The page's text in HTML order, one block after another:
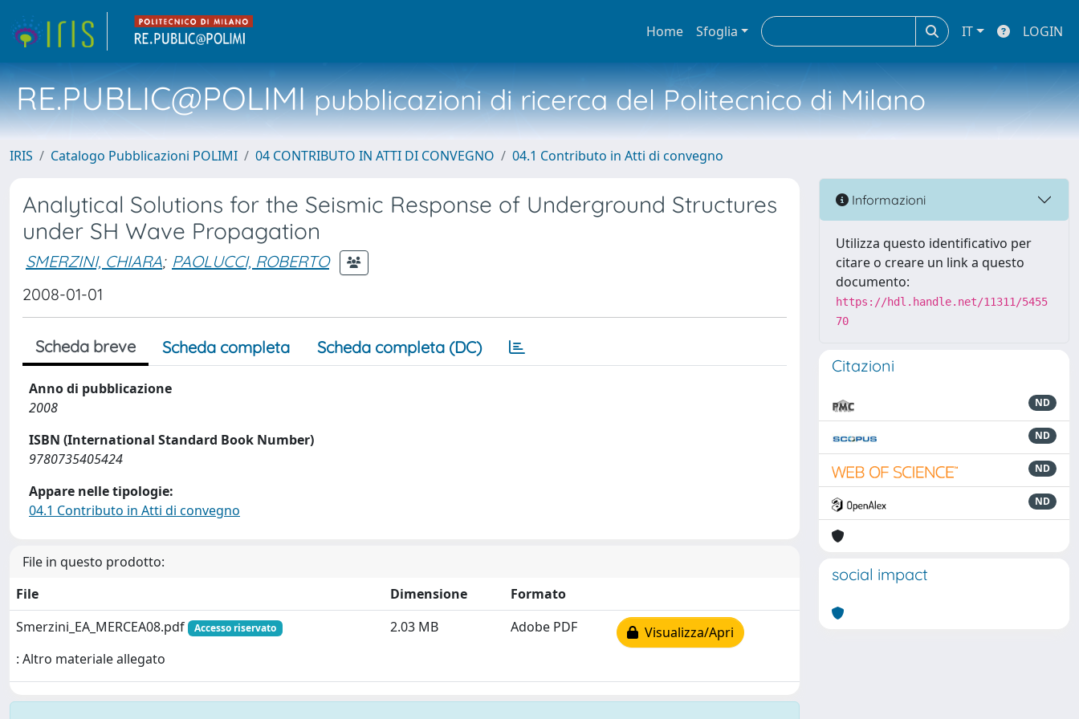
Home Sfoglia IT LOGIN
RE.PUBLIC@POLIMIpubblicazioni di ricerca del Politecnico di Milano
IRIS Catalogo Pubblicazioni POLIMI 04 CONTRIBUTO IN ATTI DI CONVEGNO 04.1 Contributo in Atti di convegno
Analytical Solutions for the Seismic Response of Underground Structures
under SH Wave Propagation
SMERZINI, CHIARA; PAOLUCCI, ROBERTO
2008-01-01
Scheda breve Scheda completa Scheda completa (DC)
Anno di pubblicazione
2008
ISBN (International Standard Book Number)
9780735405424
Appare nelle tipologie:
04.1 Contributo in Atti di convegno
File in questo prodotto:
File
Dimensione
Formato
Smerzini_EA_MERCEA08.pdf
Accesso riservato
: Altro materiale allegato
2.03 MB Adobe PDF Visualizza/Apri
Informazioni
Utilizza questo identificativo per
citare o creare un link a questo
documento:
https://hdl.handle.net/11311/5455
70
Citazioni
ND
ND
ND
ND
social impact